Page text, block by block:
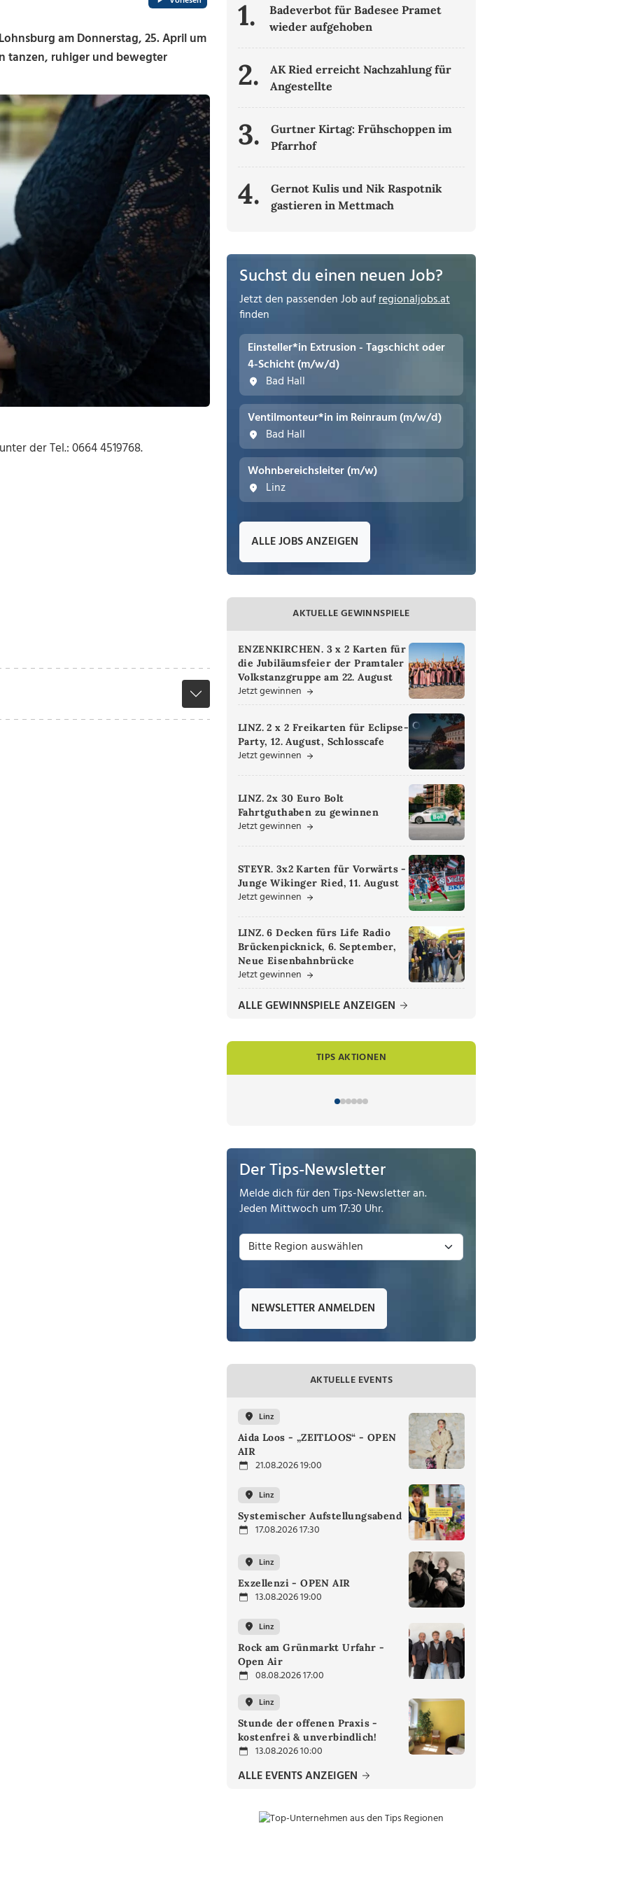
am Donnerstag, 25. April um
tanzen, ruhiger und bewegter
der Tel.: 0664 4519768.
1.
Badeverbot für Badesee Pramet
wieder aufgehoben
2.
AK Ried erreicht Nachzahlung für
Angestellte
3.
Gurtner Kirtag: Frühschoppen im
Pfarrhof
4.
Gernot Kulis und Nik Raspotnik
gastieren in Mettmach
Suchst du einen neuen Job?
Jetzt den passenden Job aufregionaljobs.at
finden
Einsteller*in Extrusion - Tagschicht oder
4-Schicht (m/w/d)
Bad Hall
Ventilmonteur*in im Reinraum (m/w/d)
Bad Hall
Wohnbereichsleiter (m/w)
Linz
ALLE JOBS ANZEIGEN
AKTUELLE GEWINNSPIELE
ENZENKIRCHEN. 3 x 2 Karten für
die Jubiläumsfeier der Pramtaler
Volkstanzgruppe am 22. August
Jetzt gewinnen
LINZ. 2 x 2 Freikarten für Eclipse-
Party, 12. August, Schlosscafe
Jetzt gewinnen
LINZ. 2x 30 Euro Bolt
Fahrtguthaben zu gewinnen
Jetzt gewinnen
STEYR. 3x2 Karten für Vorwärts -
Junge Wikinger Ried, 11. August
Jetzt gewinnen
LINZ. 6 Decken fürs Life Radio
Brückenpicknick, 6. September,
Neue Eisenbahnbrücke
Jetzt gewinnen
ALLE GEWINNSPIELE ANZEIGEN
TIPS AKTIONEN
Der Tips-Newsletter
Melde dich für den Tips-Newsletter an.
Jeden Mittwoch um 17:30 Uhr.
NEWSLETTER ANMELDEN
AKTUELLE EVENTS
Linz
Aida Loos - „ZEITLOOS“ - OPEN
AIR
21.08.2026 19:00
Linz
Systemischer Aufstellungsabend
17.08.2026 17:30
Linz
Exzellenzi - OPEN AIR
13.08.2026 19:00
Linz
Rock am Grünmarkt Urfahr -
Open Air
08.08.2026 17:00
Linz
Stunde der offenen Praxis -
kostenfrei & unverbindlich!
13.08.2026 10:00
ALLE EVENTS ANZEIGEN